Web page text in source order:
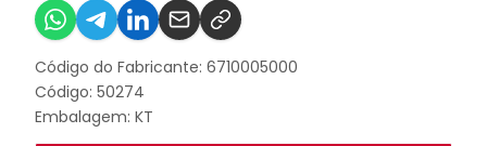
Código do Fabricante: 6710005000
Código: 50274
Embalagem: KT